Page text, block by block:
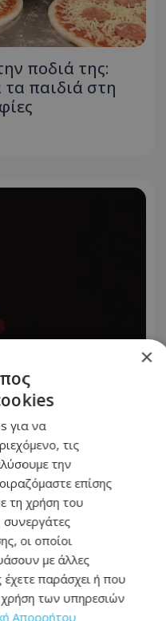
ποδιά της:
τα παιδιά στη
Πότε θα
της
×
για να
τις
την
επίσης
τη χρήση του
οι οποίοι
με άλλες
παράσχει ή που
των υπηρεσιών
Απορρήτου